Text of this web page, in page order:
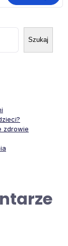
Szukaj
zdrowie